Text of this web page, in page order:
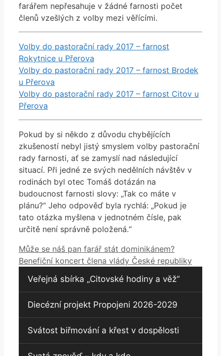
farářem nepřesahuje v žádné farnosti počet
členů vzešlých z volby mezi věřícími.
Volby do pastorační rady 2017 – farnost
Rokytnice u Přerova
Volby do pastorační rady 2017 – farnost Brodek
u Přerova
Volby do pastorační rady 2017 – farnost Citov u
Přerova
Pokud by si někdo z důvodu chybějících
zkušeností nebyl jistý smyslem volby pastorační
rady farnosti, ať se zamyslí nad následující
situací. Při jedné ze svých nedělních návštěv v
rodinách byl otec Tomáš dotázán na
budoucnost farnosti slovy: „Tak co máte v
plánu?“ Jeho odpověď byla rychlá: „Pokud je
tato otázka myšlena v jednotném čísle, pak
určitě není správně položená.“
Může se náš pan farář stát dominikánem?
Benefiční koncert člena vlády České republiky
Veřejná sbírka „Citovské hodiny a věž“
Diecézní projekt Propojeni 2026-2029
Svátost biřmování a křest v dospělosti